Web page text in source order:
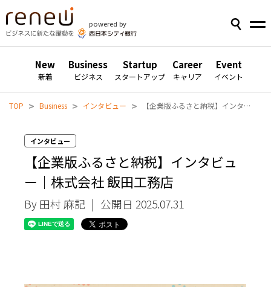
powered by
New
新着
Business
ビジネス
Startup
スタートアップ
Career
キャリア
Event
イベント
TOP > Business > インタビュー > 【企業版ふるさと納税】インタビュー｜株式会社 飯田工務店
インタビュー
【企業版ふるさと納税】インタビュ
ー｜株式会社 飯田工務店
By 田村 麻記 | 公開日 2025.07.31